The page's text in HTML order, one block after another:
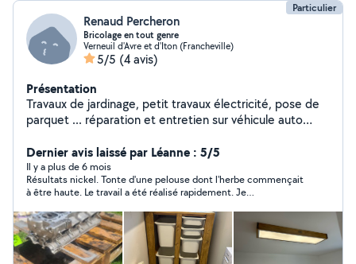
Particulier
Renaud Percheron
Bricolage en tout genre
Verneuil d'Avre et d'Iton (Francheville)
5/5 (4 avis)
Présentation
Travaux de jardinage, petit travaux électricité, pose de
parquet ... réparation et entretien sur véhicule auto
étagère en bois
Dernier avis laissé par Léanne : 5/5
Il y a plus de 6 mois
Résultats nickel. Tonte d'une pelouse dont l'herbe commençait
à être haute. Le travail a été réalisé rapidement. Je